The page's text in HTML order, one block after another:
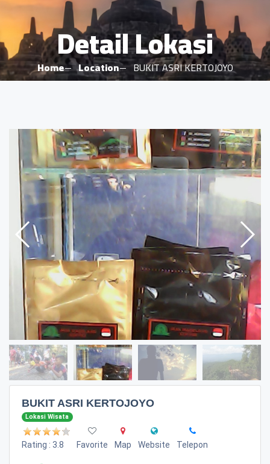
Detail Lokasi
Home Location BUKIT ASRI KERTOJOYO
BUKIT ASRI KERTOJOYO
Lokasi Wisata
Rating : 3.8 Favorite Map Website Telepon